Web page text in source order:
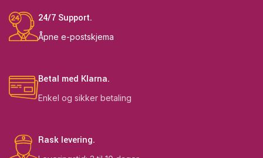
24/7 Support.
Åpne e-postskjema
Betal med Klarna.
Enkel og sikker betaling
Rask levering.